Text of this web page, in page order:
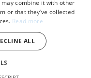
HRVATSKI
combine it with other
or that they’ve collected
Read more
ALL